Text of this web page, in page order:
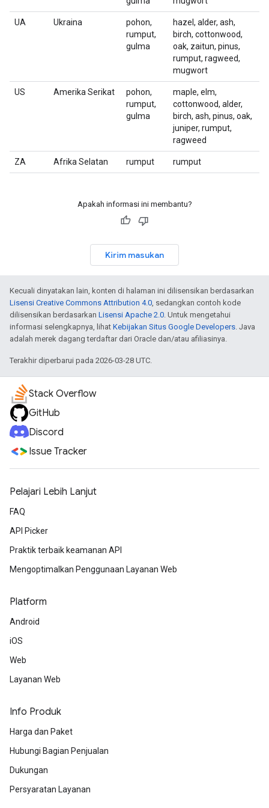
UA Ukraina
pohon,
rumput,
gulma
hazel, alder, ash,
birch, cottonwood,
oak, zaitun, pinus,
rumput, ragweed,
mugwort
US Amerika Serikat
pohon,
rumput,
gulma
maple, elm,
cottonwood, alder,
birch, ash, pinus, oak,
juniper, rumput,
ragweed
ZA Afrika Selatan rumput rumput
Apakah informasi ini membantu?
Kirim masukan
Kecuali dinyatakan lain, konten di halaman ini dilisensikan berdasarkan
Lisensi Creative Commons Attribution 4.0, sedangkan contoh kode
dilisensikan berdasarkan Lisensi Apache 2.0. Untuk mengetahui
informasi selengkapnya, lihat Kebijakan Situs Google Developers. Java
adalah merek dagang terdaftar dari Oracle dan/atau afiliasinya.
Terakhir diperbarui pada 2026-03-28 UTC.
Stack Overflow
GitHub
Discord
Issue Tracker
Pelajari Lebih Lanjut
FAQ
API Picker
Praktik terbaik keamanan API
Mengoptimalkan Penggunaan Layanan Web
Platform
Android
iOS
Web
Layanan Web
Info Produk
Harga dan Paket
Hubungi Bagian Penjualan
Dukungan
Persyaratan Layanan